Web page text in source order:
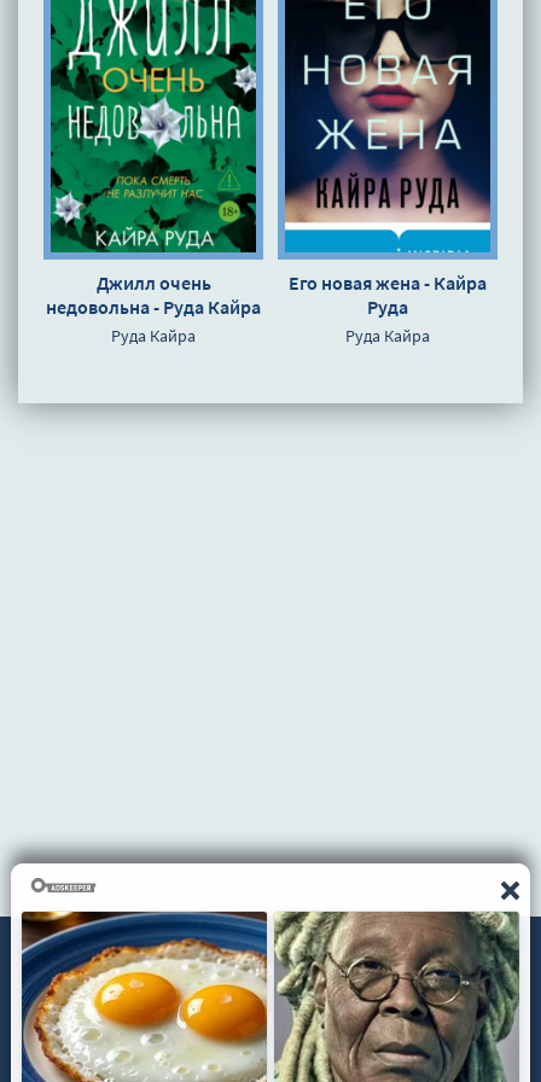
Джилл очень
недовольна - Руда Кайра
Руда Кайра
Его новая жена - Кайра
Руда
Руда Кайра
ЧТО СЛУШАЕМ?
ТОП 100
Жанры